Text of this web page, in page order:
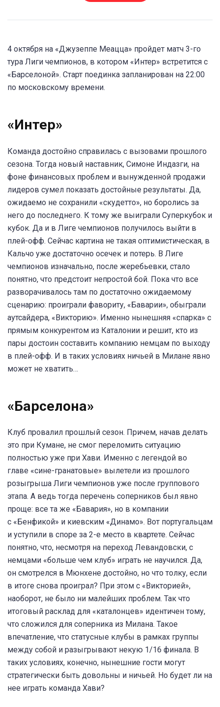
4 октября на «Джузеппе Меацца» пройдет матч 3-го
тура Лиги чемпионов, в котором «Интер» встретится с
«Барселоной». Старт поединка запланирован на 22:00
по московскому времени.
«Интер»
Команда достойно справилась с вызовами прошлого
сезона. Тогда новый наставник, Симоне Индазги, на
фоне финансовых проблем и вынужденной продажи
лидеров сумел показать достойные результаты. Да,
ожидаемо не сохранили «скудетто», но боролись за
него до последнего. К тому же выиграли Суперкубок и
кубок. Да и в Лиге чемпионов получилось выйти в
плей-офф. Сейчас картина не такая оптимистическая, в
Кальчо уже достаточно осечек и потерь. В Лиге
чемпионов изначально, после жеребьевки, стало
понятно, что предстоит непростой бой. Пока что все
разворачивалось там по достаточно ожидаемому
сценарию: проиграли фавориту, «Баварии», обыграли
аутсайдера, «Викторию». Именно нынешняя «спарка» с
прямым конкурентом из Каталонии и решит, кто из
пары достоин составить компанию немцам по выходу
в плей-офф. И в таких условиях ничьей в Милане явно
может не хватить…
«Барселона»
Клуб провалил прошлый сезон. Причем, начав делать
это при Кумане, не смог переломить ситуацию
полностью уже при Хави. Именно с легендой во
главе «сине-гранатовые» вылетели из прошлого
розыгрыша Лиги чемпионов уже после группового
этапа. А ведь тогда перечень соперников был явно
проще: все та же «Бавария», но в компании
с «Бенфикой» и киевским «Динамо». Вот португальцам
и уступили в споре за 2-е место в квартете. Сейчас
понятно, что, несмотря на переход Левандовски, с
немцами «больше чем клуб» играть не научился. Да,
он смотрелся в Мюнхене достойно, но что толку, если
в итоге снова проиграл? При этом с «Викторией»,
наоборот, не было ни малейших проблем. Так что
итоговый расклад для «каталонцев» идентичен тому,
что сложился для соперника из Милана. Такое
впечатление, что статусные клубы в рамках группы
между собой и разыгрывают некую 1/16 финала. В
таких условиях, конечно, нынешние гости могут
стратегически быть довольны и ничьей. Но будет ли на
нее играть команда Хави?